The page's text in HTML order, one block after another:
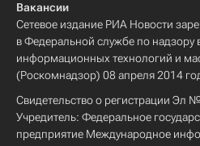
Вакансии
Сетевое издание РИА Новости
в Федеральной службе по надзору
информационных технологий и
(Роскомнадзор) 08 апреля 2014
Свидетельство о регистрации Эл
Учредитель: Федеральное
предприятие Международное